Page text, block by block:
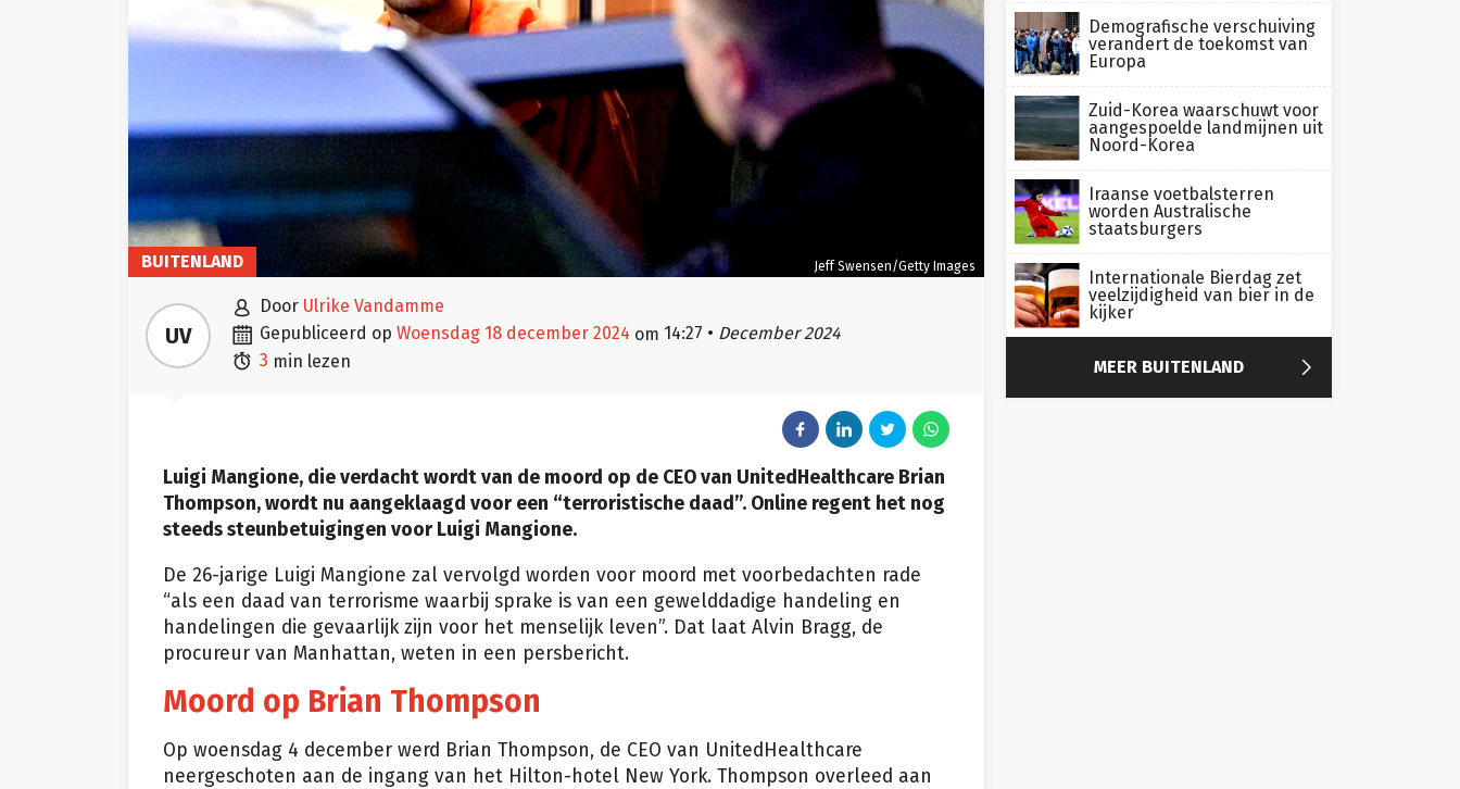
Jeff Swensen/Getty Images
BUITENLAND
UV
 door Ulrike Vandamme
 gepubliceerd op woensdag 18 december 2024 om 14:27 • December 2024
 3 min lezen
Luigi Mangione, die verdacht wordt van de moord op de CEO van UnitedHealthcare Brian
Thompson, wordt nu aangeklaagd voor een “terroristische daad”. Online regent het nog
steeds steunbetuigingen voor Luigi Mangione.
De 26-jarige Luigi Mangione zal vervolgd worden voor moord met voorbedachten rade
“als een daad van terrorisme waarbij sprake is van een gewelddadige handeling en
handelingen die gevaarlijk zijn voor het menselijk leven”. Dat laat Alvin Bragg, de
procureur van Manhattan, weten in een persbericht.
Moord op Brian Thompson
Op woensdag 4 december werd Brian Thompson, de CEO van UnitedHealthcare
neergeschoten aan de ingang van het Hilton-hotel New York. Thompson overleed aan
Demografische verschuiving
verandert de toekomst van
Europa
Zuid-Korea waarschuwt voor
aangespoelde landmijnen uit
Noord-Korea
Iraanse voetbalsterren
worden Australische
staatsburgers
Internationale Bierdag zet
veelzijdigheid van bier in de
kijker
MEER BUITENLAND 